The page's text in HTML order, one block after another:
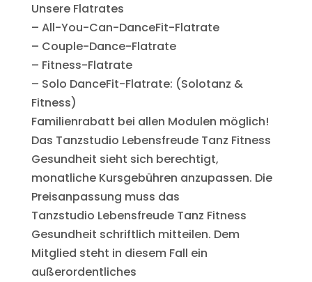
Unsere Flatrates
– All-You-Can-DanceFit-Flatrate
– Couple-Dance-Flatrate
– Fitness-Flatrate
– Solo DanceFit-Flatrate: (Solotanz &
Fitness)
Familienrabatt bei allen Modulen möglich!
Das Tanzstudio Lebensfreude Tanz Fitness
Gesundheit sieht sich berechtigt,
monatliche Kursgebühren anzupassen. Die
Preisanpassung muss das
Tanzstudio Lebensfreude Tanz Fitness
Gesundheit schriftlich mitteilen. Dem
Mitglied steht in diesem Fall ein
außerordentliches